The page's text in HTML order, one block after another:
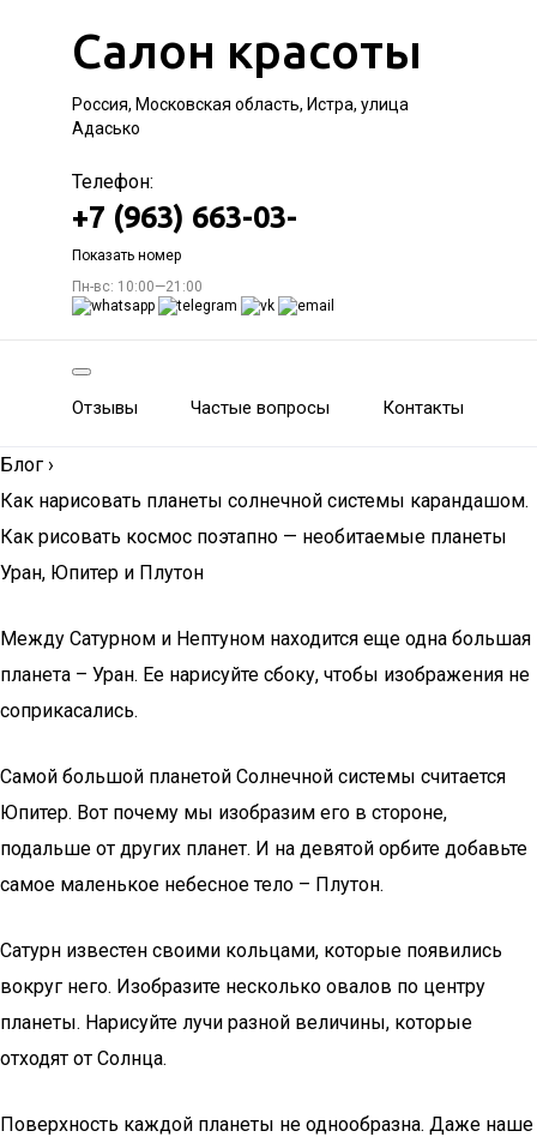
Салон красоты
Россия, Московская область, Истра, улица
Адасько
Телефон:
+7 (963) 663-03-
Показать номер
Пн-вс: 10:00—21:00
Отзывы Частые вопросы Контакты
Блог ›
Как нарисовать планеты солнечной системы карандашом.
Как рисовать космос поэтапно — необитаемые планеты
Уран, Юпитер и Плутон
Между Сатурном и Нептуном находится еще одна большая
планета – Уран. Ее нарисуйте сбоку, чтобы изображения не
соприкасались.
Самой большой планетой Солнечной системы считается
Юпитер. Вот почему мы изобразим его в стороне,
подальше от других планет. И на девятой орбите добавьте
самое маленькое небесное тело – Плутон.
Сатурн известен своими кольцами, которые появились
вокруг него. Изобразите несколько овалов по центру
планеты. Нарисуйте лучи разной величины, которые
отходят от Солнца.
Поверхность каждой планеты не однообразна. Даже наше